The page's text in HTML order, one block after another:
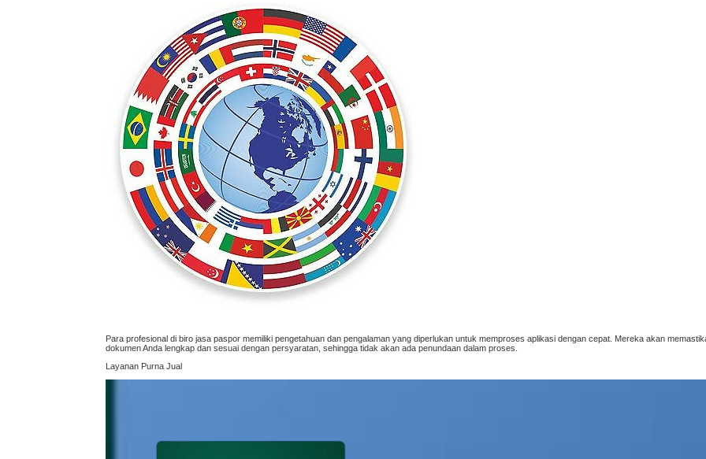
Para profesional di biro jasa paspor memiliki pengetahuan dan pengalaman yang diperlukan untuk memproses aplikasi dengan cepat. Mereka akan
dokumen Anda lengkap dan sesuai dengan persyaratan, sehingga tidak akan ada penundaan dalam proses.
Layanan Purna Jual